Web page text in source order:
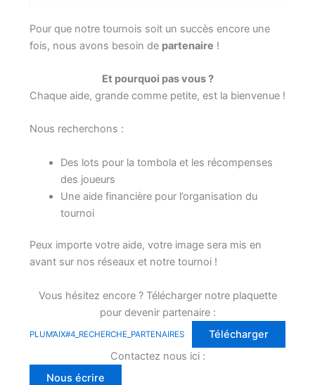
Pour que notre tournois soit un succès encore une
fois, nous avons besoin de partenaire !
Et pourquoi pas vous ?
Chaque aide, grande comme petite, est la bienvenue !
Nous recherchons :
Des lots pour la tombola et les récompenses
des joueurs
Une aide financière pour l’organisation du
tournoi
Peux importe votre aide, votre image sera mis en
avant sur nos réseaux et notre tournoi !
Vous hésitez encore ? Télécharger notre plaquette
pour devenir partenaire :
PLUM’AIX#4_RECHERCHE_PARTENAIRES
Télécharger
Contactez nous ici :
Nous écrire